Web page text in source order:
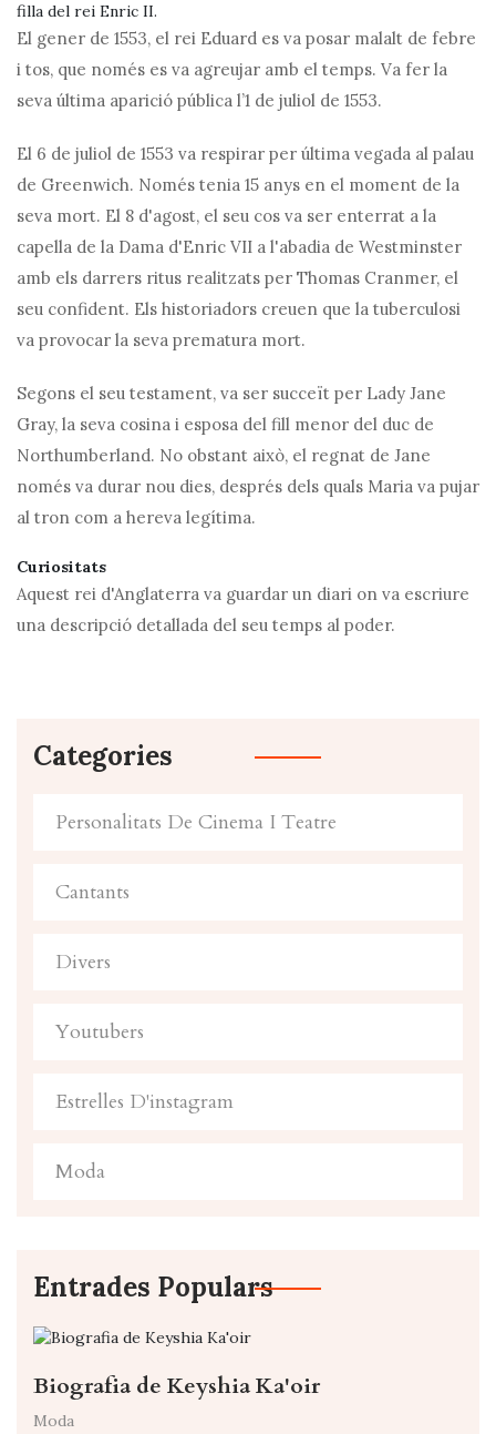
filla del rei Enric II.
El gener de 1553, el rei Eduard es va posar malalt de febre
i tos, que només es va agreujar amb el temps. Va fer la
seva última aparició pública l’1 de juliol de 1553.
El 6 de juliol de 1553 va respirar per última vegada al palau
de Greenwich. Només tenia 15 anys en el moment de la
seva mort. El 8 d'agost, el seu cos va ser enterrat a la
capella de la Dama d'Enric VII a l'abadia de Westminster
amb els darrers ritus realitzats per Thomas Cranmer, el
seu confident. Els historiadors creuen que la tuberculosi
va provocar la seva prematura mort.
Segons el seu testament, va ser succeït per Lady Jane
Gray, la seva cosina i esposa del fill menor del duc de
Northumberland. No obstant això, el regnat de Jane
només va durar nou dies, després dels quals Maria va pujar
al tron ​​com a hereva legítima.
Curiositats
Aquest rei d'Anglaterra va guardar un diari on va escriure
una descripció detallada del seu temps al poder.
Categories
Personalitats De Cinema I Teatre
Cantants
Divers
Youtubers
Estrelles D'instagram
Moda
Entrades Populars
Biografia de Keyshia Ka'oir
Moda